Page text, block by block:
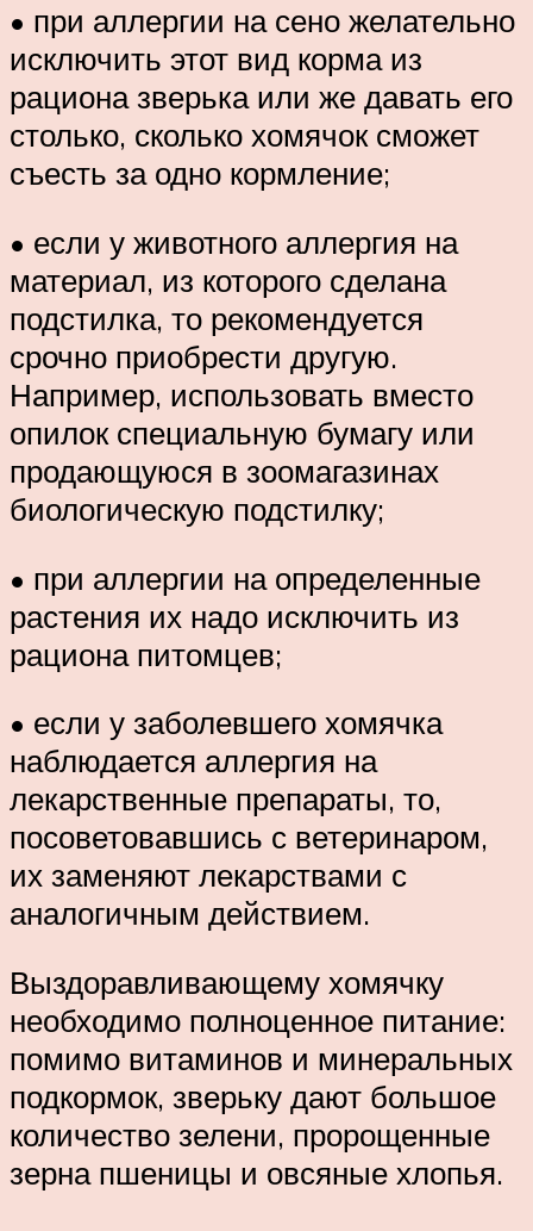
• при аллергии на сено желательно
исключить этот вид корма из
рациона зверька или же давать его
столько, сколько хомячок сможет
съесть за одно кормление;
• если у животного аллергия на
материал, из которого сделана
подстилка, то рекомендуется
срочно приобрести другую.
Например, использовать вместо
опилок специальную бумагу или
продающуюся в зоомагазинах
биологическую подстилку;
• при аллергии на определенные
растения их надо исключить из
рациона питомцев;
• если у заболевшего хомячка
наблюдается аллергия на
лекарственные препараты, то,
посоветовавшись с ветеринаром,
их заменяют лекарствами с
аналогичным действием.
Выздоравливающему хомячку
необходимо полноценное питание:
помимо витаминов и минеральных
подкормок, зверьку дают большое
количество зелени, пророщенные
зерна пшеницы и овсяные хлопья.